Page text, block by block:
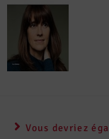
Vous devriez